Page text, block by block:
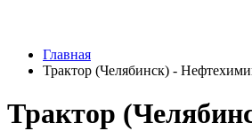
Главная
Трактор (Челябинск) -
Трактор